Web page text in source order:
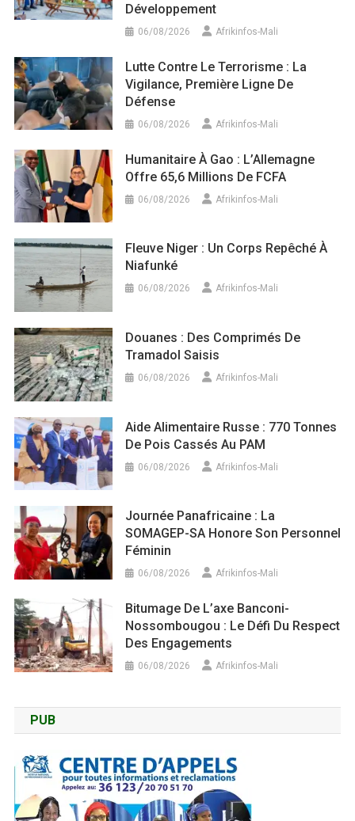
Développement
06/08/2026 Afrikinfos-Mali
Lutte Contre Le Terrorisme : La
Vigilance, Première Ligne De
Défense
06/08/2026 Afrikinfos-Mali
Humanitaire À Gao : L’Allemagne
Offre 65,6 Millions De FCFA
06/08/2026 Afrikinfos-Mali
Fleuve Niger : Un Corps Repêché À
Niafunké
06/08/2026 Afrikinfos-Mali
Douanes : Des Comprimés De
Tramadol Saisis
06/08/2026 Afrikinfos-Mali
Aide Alimentaire Russe : 770 Tonnes
De Pois Cassés Au PAM
06/08/2026 Afrikinfos-Mali
Journée Panafricaine : La
SOMAGEP-SA Honore Son Personnel
Féminin
06/08/2026 Afrikinfos-Mali
Bitumage De L’axe Banconi-
Nossombougou : Le Défi Du Respect
Des Engagements
06/08/2026 Afrikinfos-Mali
PUB